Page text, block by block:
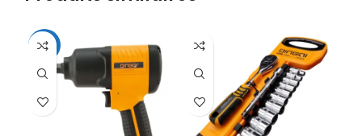
-14%